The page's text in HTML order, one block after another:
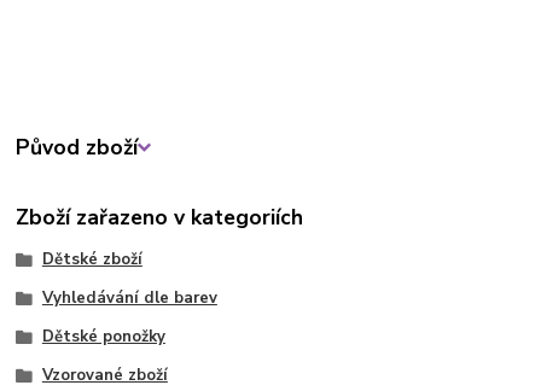
Původ zboží
Zboží zařazeno v kategoriích
Dětské zboží
Vyhledávání dle barev
Dětské ponožky
Vzorované zboží